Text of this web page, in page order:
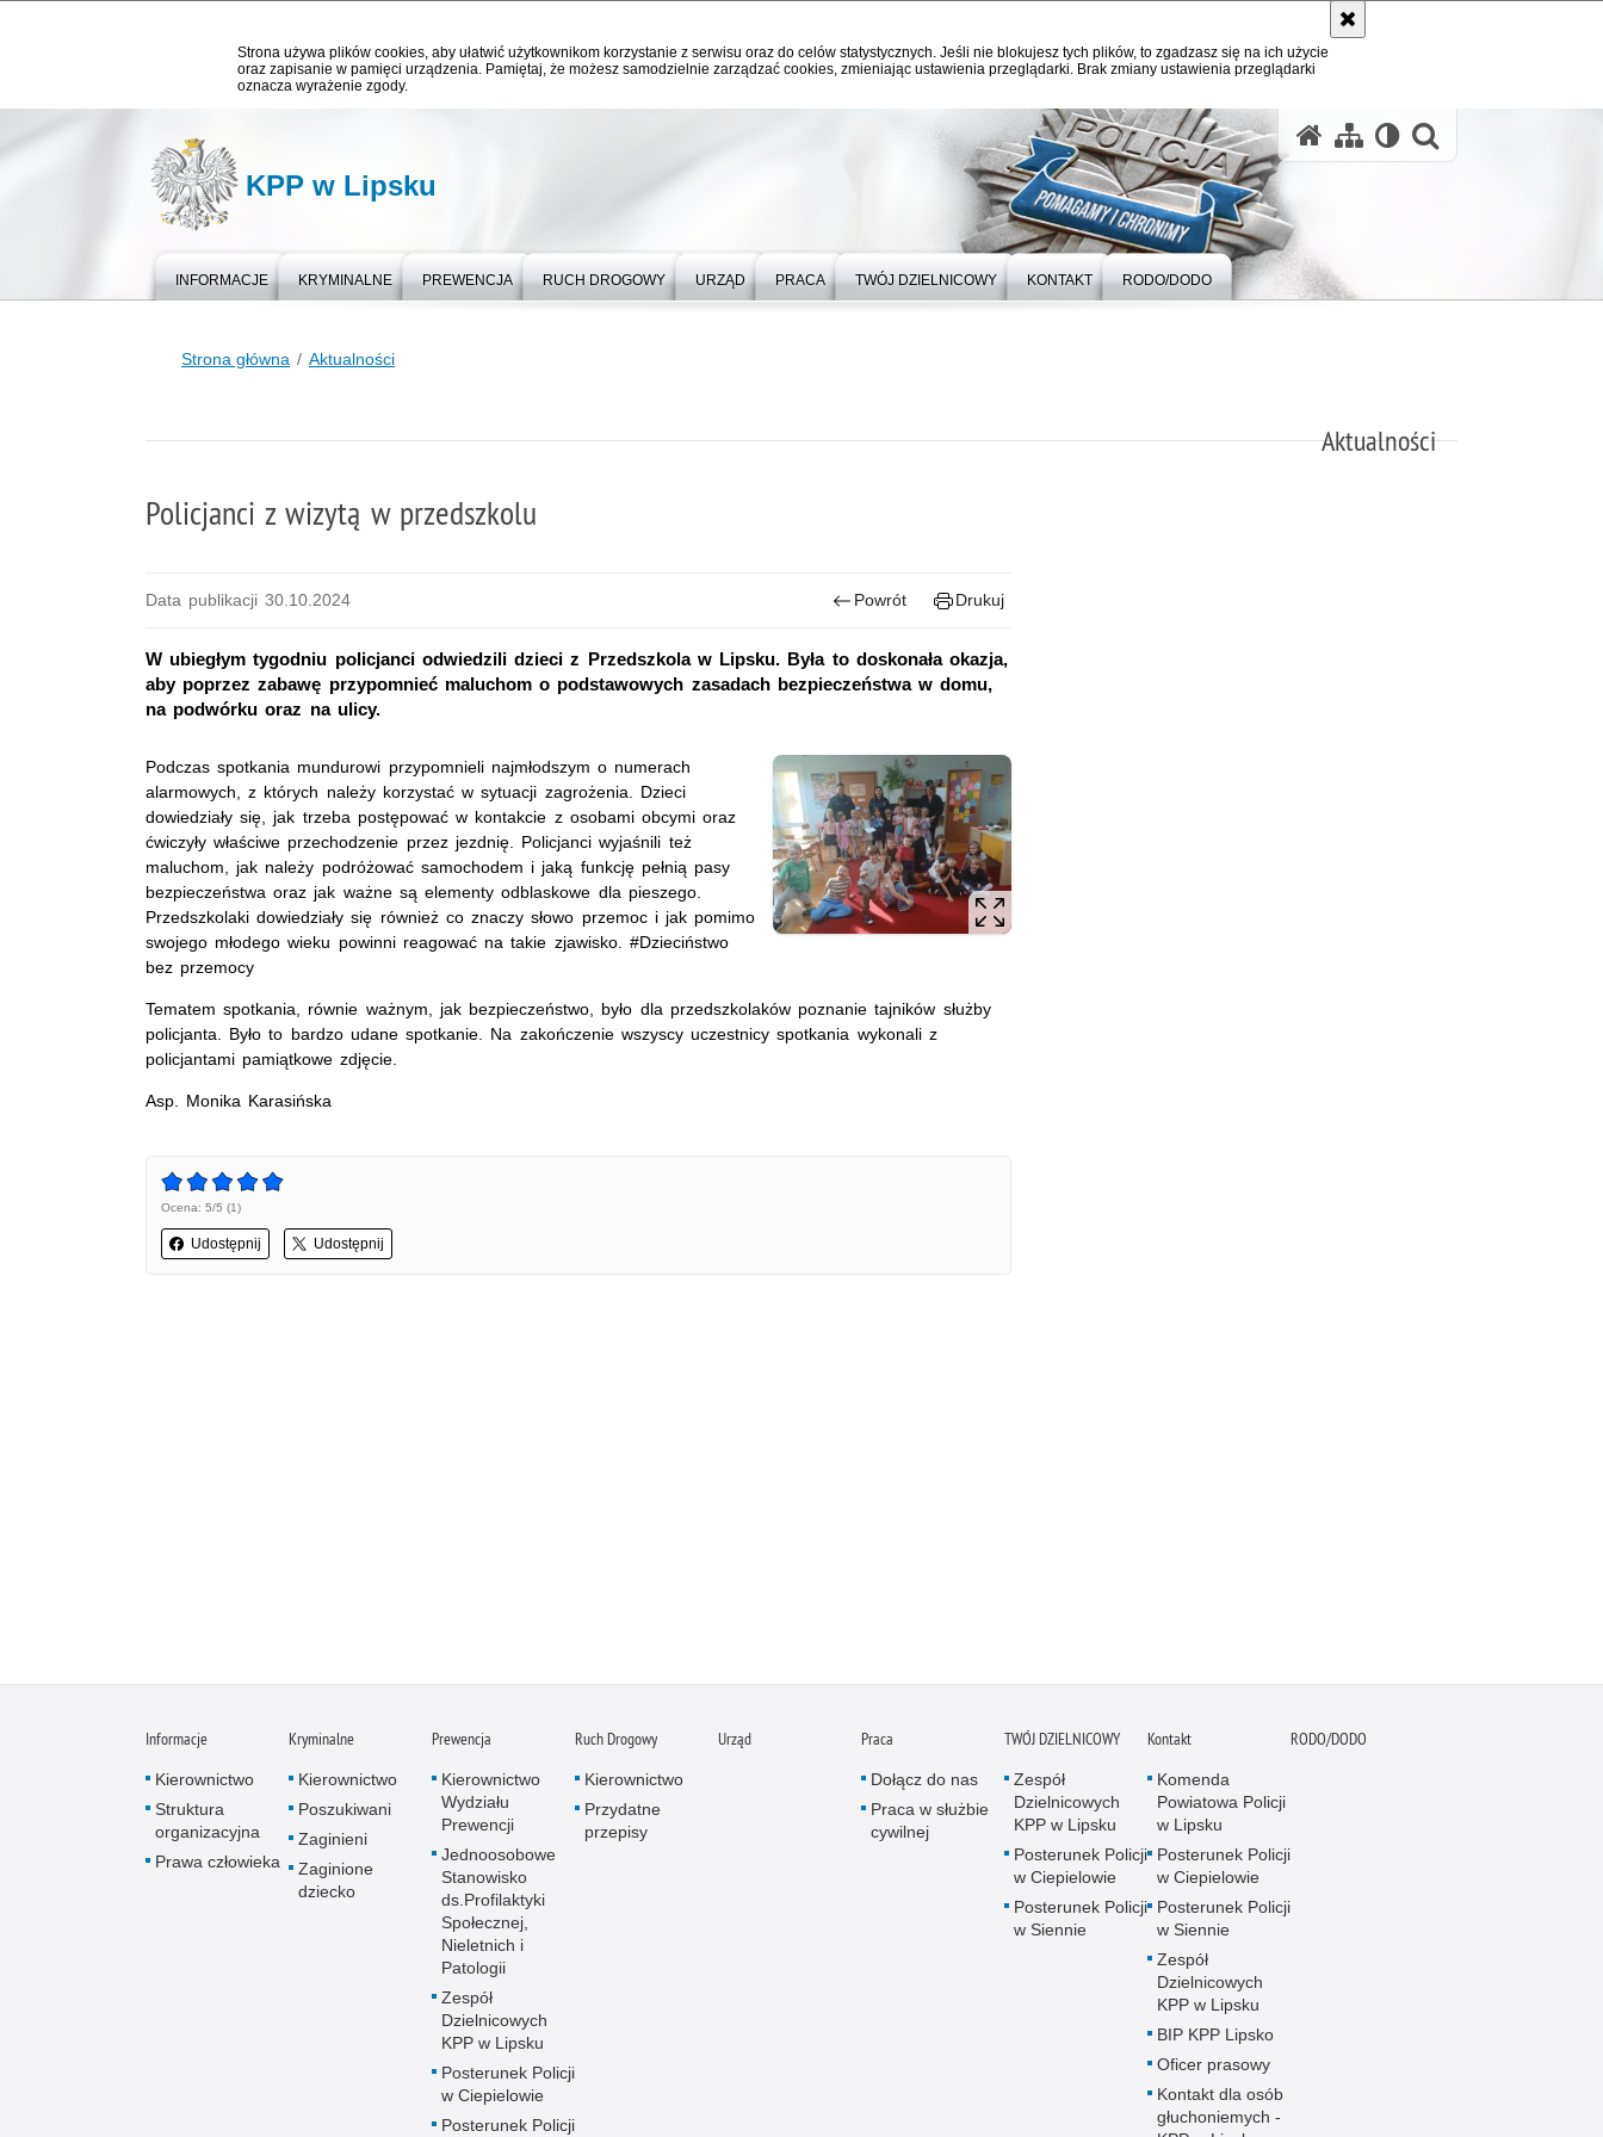
Strona używa plików cookies, aby ułatwić użytkownikom korzystanie z serwisu oraz do celów statystycznych. Jeśli nie blokujesz tych plików, to zgadzasz się na ich użycie
oraz zapisanie w pamięci urządzenia. Pamiętaj, że możesz samodzielnie zarządzać cookies, zmieniając ustawienia przeglądarki. Brak zmiany ustawienia przeglądarki
oznacza wyrażenie zgody.
KPP w Lipsku
INFORMACJE KRYMINALNE PREWENCJA RUCH DROGOWY URZĄD PRACA TWÓJ DZIELNICOWY KONTAKT RODO/DODO
Strona główna Aktualności
Aktualności
Policjanci z wizytą w przedszkolu
Data publikacji 30.10.2024 Powrót Drukuj
W ubiegłym tygodniu policjanci odwiedzili dzieci z Przedszkola w Lipsku. Była to doskonała okazja,
aby poprzez zabawę przypomnieć maluchom o podstawowych zasadach bezpieczeństwa w domu,
na podwórku oraz na ulicy.
Podczas spotkania mundurowi przypomnieli najmłodszym o numerach
alarmowych, z których należy korzystać w sytuacji zagrożenia. Dzieci
dowiedziały się, jak trzeba postępować w kontakcie z osobami obcymi oraz
ćwiczyły właściwe przechodzenie przez jezdnię. Policjanci wyjaśnili też
maluchom, jak należy podróżować samochodem i jaką funkcję pełnią pasy
bezpieczeństwa oraz jak ważne są elementy odblaskowe dla pieszego.
Przedszkolaki dowiedziały się również co znaczy słowo przemoc i jak pomimo
swojego młodego wieku powinni reagować na takie zjawisko. #Dzieciństwo
bez przemocy
Tematem spotkania, równie ważnym, jak bezpieczeństwo, było dla przedszkolaków poznanie tajników służby
policjanta. Było to bardzo udane spotkanie. Na zakończenie wszyscy uczestnicy spotkania wykonali z
policjantami pamiątkowe zdjęcie.
Asp. Monika Karasińska
Ocena: 5/5 (1)
Udostępnij Udostępnij
Informacje
Kierownictwo
Struktura
organizacyjna
Prawa człowieka
Kryminalne
Kierownictwo
Poszukiwani
Zaginieni
Zaginione
dziecko
Prewencja
Kierownictwo
Wydziału
Prewencji
Jednoosobowe
Stanowisko
ds.Profilaktyki
Społecznej,
Nieletnich i
Patologii
Zespół
Dzielnicowych
KPP w Lipsku
Posterunek Policji
w Ciepielowie
Posterunek Policji
Ruch Drogowy
Kierownictwo
Przydatne
przepisy
Urząd Praca
Dołącz do nas
Praca w służbie
cywilnej
TWÓJ DZIELNICOWY
Zespół
Dzielnicowych
KPP w Lipsku
Posterunek Policji
w Ciepielowie
Posterunek Policji
w Siennie
Kontakt
Komenda
Powiatowa Policji
w Lipsku
Posterunek Policji
w Ciepielowie
Posterunek Policji
w Siennie
Zespół
Dzielnicowych
KPP w Lipsku
BIP KPP Lipsko
Oficer prasowy
Kontakt dla osób
głuchoniemych -
RODO/DODO